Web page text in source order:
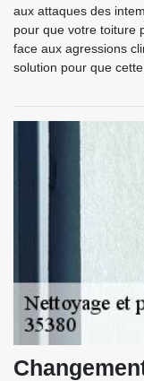
aux attaques des
pour que votre toiture
face aux agressions
solution pour que